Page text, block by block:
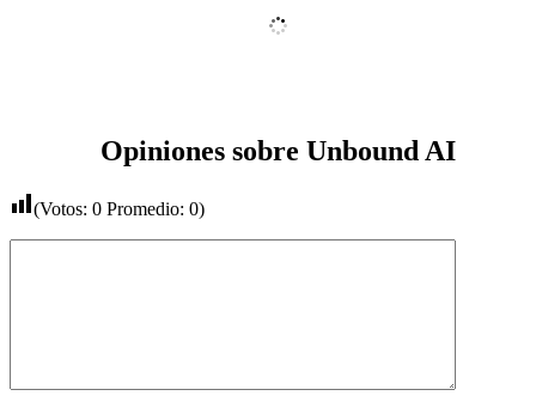
Opiniones sobre Unbound AI
(Votos: 0 Promedio: 0)